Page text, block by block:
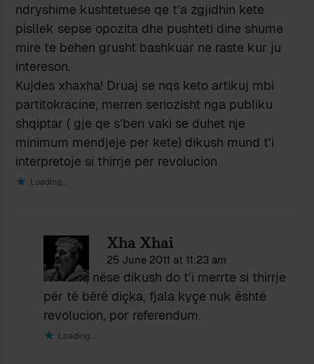
ndryshime kushtetuese qe t’a zgjidhin kete
pisllek sepse opozita dhe pushteti dine shume
mire te behen grusht bashkuar ne raste kur ju
intereson.
Kujdes xhaxha! Druaj se nqs keto artikuj mbi
partitokracine, merren seriozisht nga publiku
shqiptar ( gje qe s’ben vaki se duhet nje
minimum mendjeje per kete) dikush mund t’i
interpretoje si thirrje per revolucion
Loading...
Xha Xhai
25 June 2011 at 11:23 am
Në fakt, nëse dikush do t’i merrte si thirrje
për të bërë diçka, fjala kyçe nuk është
revolucion, por referendum.
Loading...